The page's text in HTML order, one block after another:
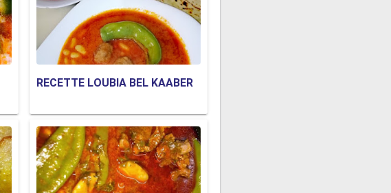
RECETTE LOUBIA BEL KAABER